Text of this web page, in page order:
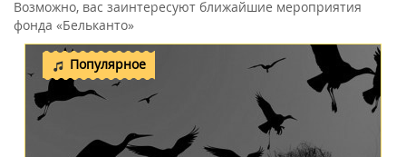
Возможно, вас заинтересуют ближайшие мероприятия
фонда «Бельканто»
Популярное